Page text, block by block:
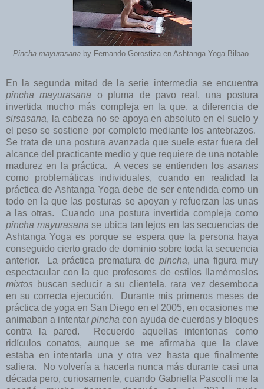
Pincha mayurasana by Fernando Gorostiza en Ashtanga Yoga Bilbao.
En la segunda mitad de la serie intermedia se encuentra
pincha mayurasana o pluma de pavo real, una postura
invertida mucho más compleja en la que, a diferencia de
sirsasana, la cabeza no se apoya en absoluto en el suelo y
el peso se sostiene por completo mediante los antebrazos.
Se trata de una postura avanzada que suele estar fuera del
alcance del practicante medio y que requiere de una notable
madurez en la práctica. A veces se entienden los asanas
como problemáticas individuales, cuando en realidad la
práctica de Ashtanga Yoga debe de ser entendida como un
todo en la que las posturas se apoyan y refuerzan las unas
a las otras. Cuando una postura invertida compleja como
pincha mayurasana se ubica tan lejos en las secuencias de
Ashtanga Yoga es porque se espera que la persona haya
conseguido cierto grado de dominio sobre toda la secuencia
anterior. La práctica prematura de pincha, una figura muy
espectacular con la que profesores de estilos llamémoslos
mixtos buscan seducir a su clientela, rara vez desemboca
en su correcta ejecución. Durante mis primeros meses de
práctica de yoga en San Diego en el 2005, en ocasiones me
animaban a intentarpincha con ayuda de cuerdas y bloques
contra la pared. Recuerdo aquellas intentonas como
ridículos conatos, aunque se me afirmaba que la clave
estaba en intentarla una y otra vez hasta que finalmente
saliera. No volvería a hacerla nunca más durante casi una
década pero, curiosamente, cuando Gabriella Pascolli me la